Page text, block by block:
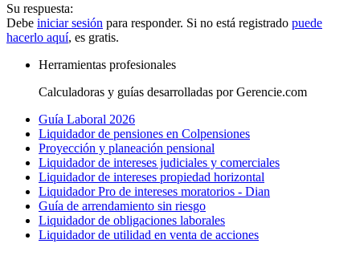
Su respuesta:
Debe iniciar sesión para responder. Si no está registrado puede
hacerlo aquí, es gratis.
Herramientas profesionales
Calculadoras y guías desarrolladas por Gerencie.com
Guía Laboral 2026
Liquidador de pensiones en Colpensiones
Proyección y planeación pensional
Liquidador de intereses judiciales y comerciales
Liquidador de intereses propiedad horizontal
Liquidador Pro de intereses moratorios - Dian
Guía de arrendamiento sin riesgo
Liquidador de obligaciones laborales
Liquidador de utilidad en venta de acciones